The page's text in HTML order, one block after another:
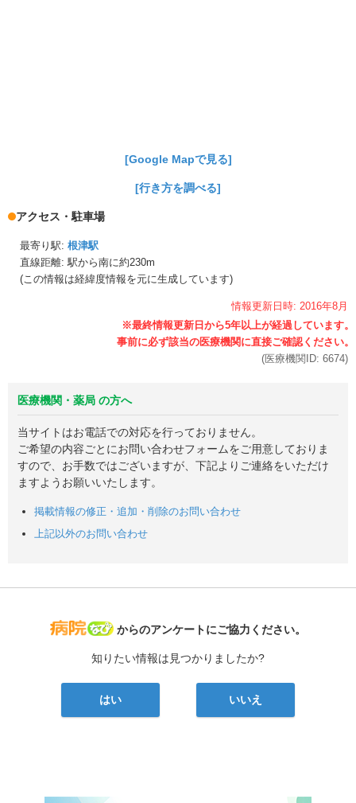
[Google Mapで見る]
[行き方を調べる]
アクセス・駐車場
最寄り駅: 根津駅
直線距離: 駅から南に約230m
(この情報は経緯度情報を元に生成しています)
情報更新日時: 2016年8月
(医療機関ID: 6674)
医療機関・薬局 の方へ
当サイトはお電話での対応を行っておりません。
ご希望の内容ごとにお問い合わせフォームをご用意しておりま
すので、お手数ではございますが、下記よりご連絡をいただけ
ますようお願いいたします。
掲載情報の修正・追加・削除のお問い合わせ
上記以外のお問い合わせ
病院なび
からのアンケートにご協力ください。
知りたい情報は見つかりましたか?
はい いいえ